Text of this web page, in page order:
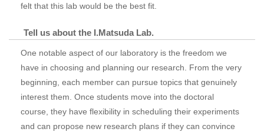
felt that this lab would be the best fit.
Tell us about the I.Matsuda Lab.
One notable aspect of our laboratory is the freedom we
have in choosing and planning our research. From the very
beginning, each member can pursue topics that genuinely
interest them. Once students move into the doctoral
course, they have flexibility in scheduling their experiments
and can propose new research plans if they can convince